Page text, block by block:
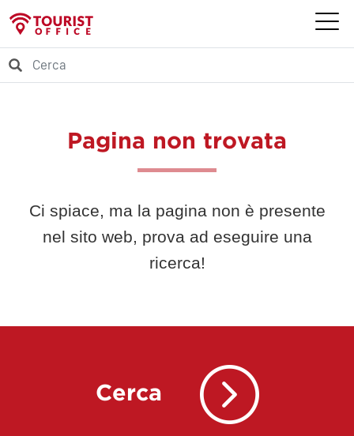
Pagina non trovata
Ci spiace, ma la pagina non è presente
nel sito web, prova ad eseguire una
ricerca!
Cerca